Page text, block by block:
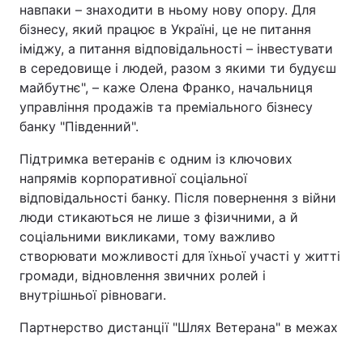
навпаки – знаходити в ньому нову опору. Для
бізнесу, який працює в Україні, це не питання
іміджу, а питання відповідальності – інвестувати
в середовище і людей, разом з якими ти будуєш
майбутнє", – каже Олена Франко, начальниця
управління продажів та преміального бізнесу
банку "Південний".
Підтримка ветеранів є одним із ключових
напрямів корпоративної соціальної
відповідальності банку. Після повернення з війни
люди стикаються не лише з фізичними, а й
соціальними викликами, тому важливо
створювати можливості для їхньої участі у житті
громади, відновлення звичних ролей і
внутрішньої рівноваги.
Партнерство дистанції "Шлях Ветерана" в межах